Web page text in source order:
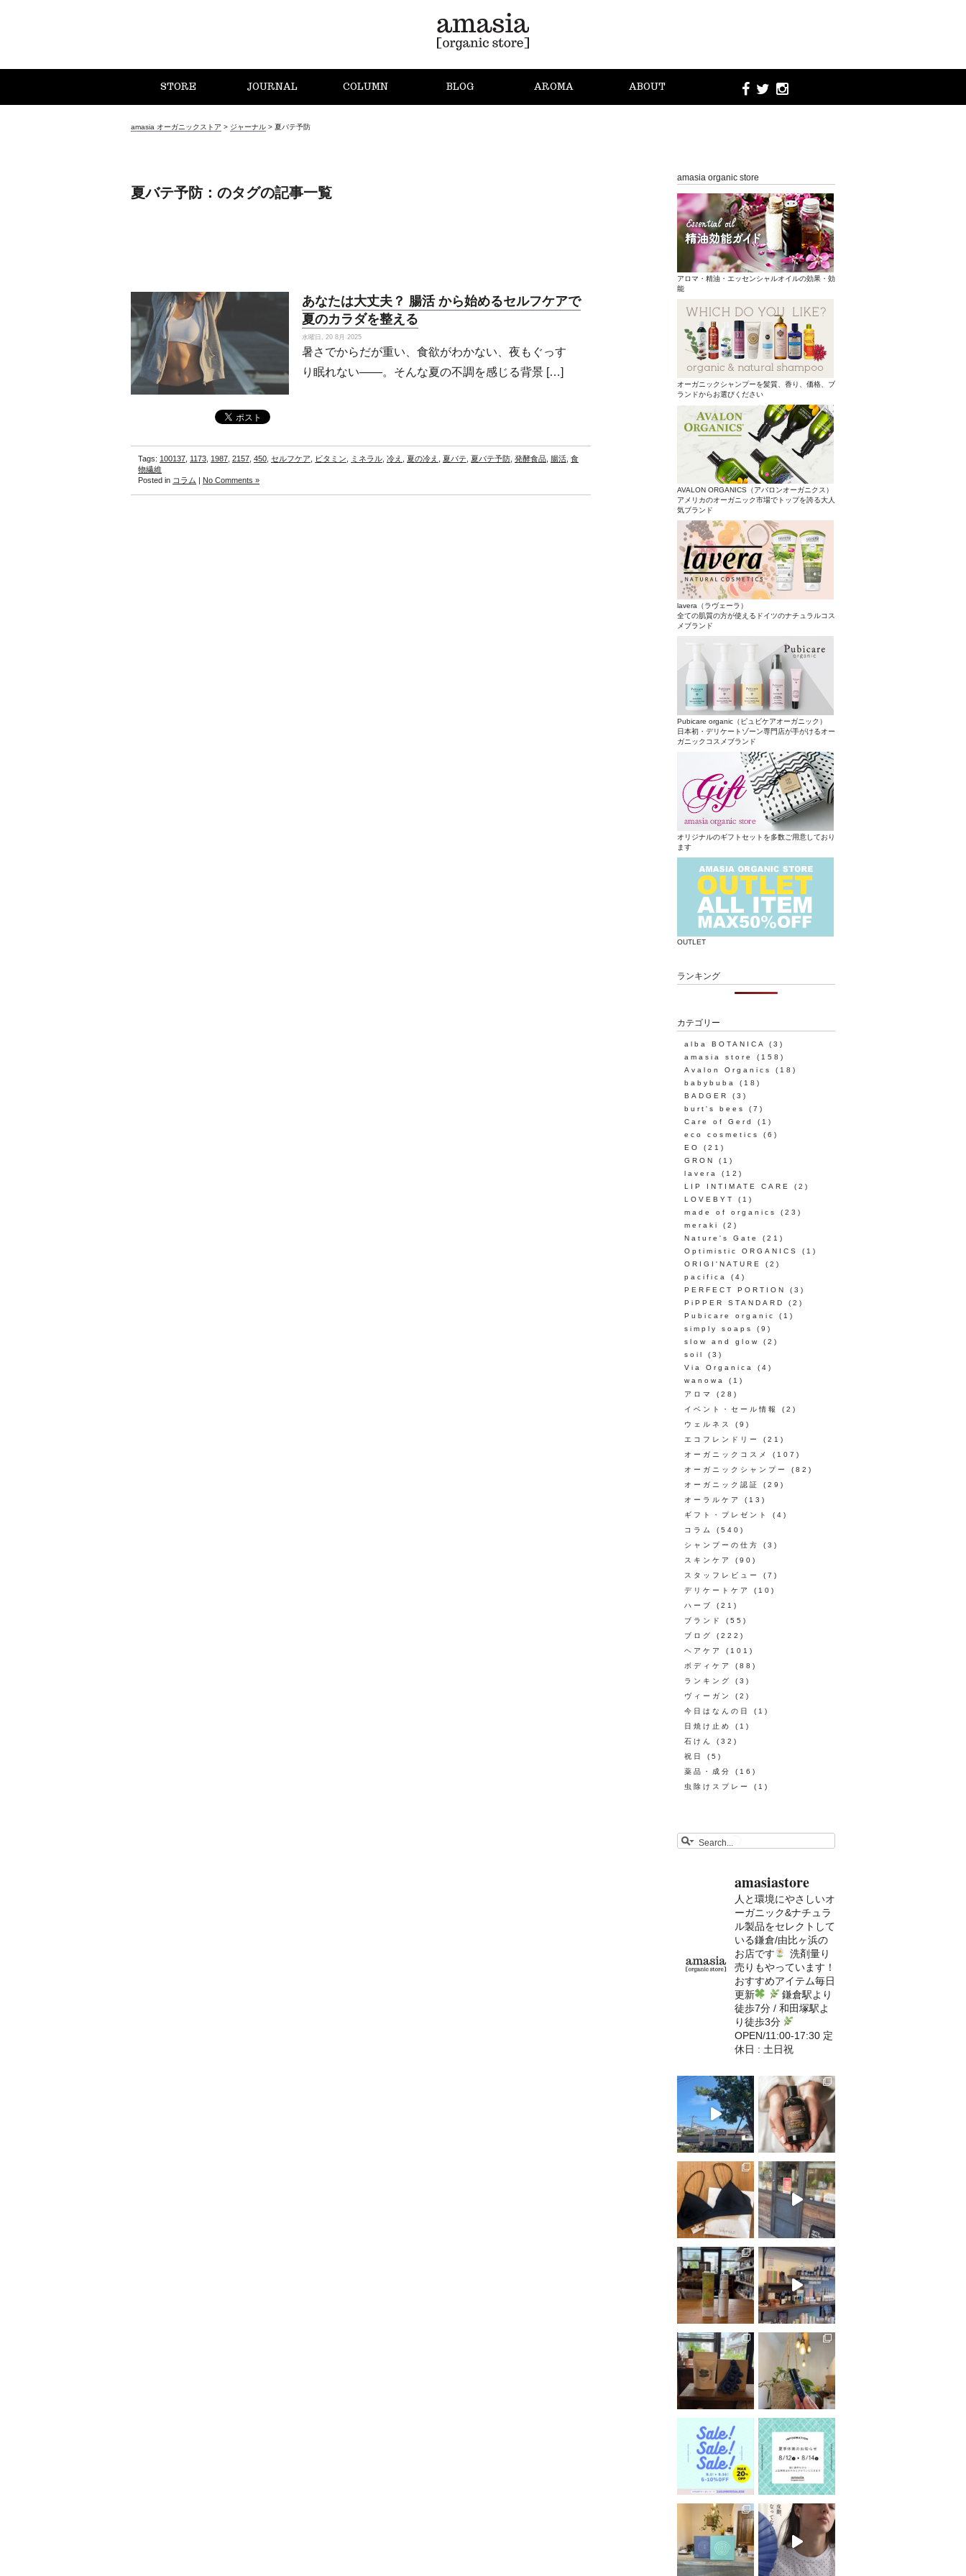
STORE JOURNAL COLUMN BLOG AROMA ABOUT
amasia オーガニックストア > ジャーナル > 夏バテ予防
夏バテ予防：のタグの記事一覧
あなたは大丈夫？ 腸活 から始めるセルフケアで
夏のカラダを整える
水曜日, 20 8月 2025
暑さでからだが重い、食欲がわかない、夜もぐっす
り眠れない——。そんな夏の不調を感じる背景 […]
Tags: 100137 1173 1987 2157 450 セルフケア ビタミン ミネラル 冷え 夏の冷え 夏バテ 夏バテ予防 発酵食品 腸活 食
物繊維
Posted in コラム | No Comments »
amasia organic store
アロマ・精油・エッセンシャルオイルの効果・効
能
オーガニックシャンプーを髪質、香り、価格、ブ
ランドからお選びください
AVALON ORGANICS（アバロンオーガニクス）
アメリカのオーガニック市場でトップを誇る大人
気ブランド
lavera（ラヴェーラ）
全ての肌質の方が使えるドイツのナチュラルコス
メブランド
Pubicare organic（ピュビケアオーガニック）
日本初・デリケートゾーン専門店が手がけるオー
ガニックコスメブランド
オリジナルのギフトセットを多数ご用意しており
ます
OUTLET
ランキング
カテゴリー
alba BOTANICA
(3)
amasia store
(158)
Avalon Organics
(18)
babybuba
(18)
BADGER
(3)
burt's bees
(7)
Care of Gerd
(1)
eco cosmetics
(6)
EO
(21)
GRON
(1)
lavera
(12)
LIP INTIMATE CARE
(2)
LOVEBYT
(1)
made of organics
(23)
meraki
(2)
Nature's Gate
(21)
Optimistic ORGANICS
(1)
ORIGI'NATURE
(2)
pacifica
(4)
PERFECT PORTION
(3)
PiPPER STANDARD
(2)
Pubicare organic
(1)
simply soaps
(9)
slow and glow
(2)
soil
(3)
Via Organica
(4)
wanowa
(1)
アロマ
(28)
イベント・セール情報
(2)
ウェルネス
(9)
エコフレンドリー
(21)
オーガニックコスメ
(107)
オーガニックシャンプー
(82)
オーガニック認証
(29)
オーラルケア
(13)
ギフト・プレゼント
(4)
コラム
(540)
シャンプーの仕方
(3)
スキンケア
(90)
スタッフレビュー
(7)
デリケートケア
(10)
ハーブ
(21)
ブランド
(55)
ブログ
(222)
ヘアケア
(101)
ボディケア
(88)
ランキング
(3)
ヴィーガン
(2)
今日はなんの日
(1)
日焼け止め
(1)
石けん
(32)
祝日
(5)
薬品・成分
(16)
虫除けスプレー
(1)
amasiastore
人と環境にやさしいオ
ーガニック&ナチュラ
ル製品をセレクトして
いる鎌倉/由比ヶ浜の
お店です
洗剤量り
売りもやっています！
おすすめアイテム毎日
更新
鎌倉駅より
徒歩7分 / 和田塚駅よ
り徒歩3分
OPEN/11:00-17:30 定
休日 : 土日祝